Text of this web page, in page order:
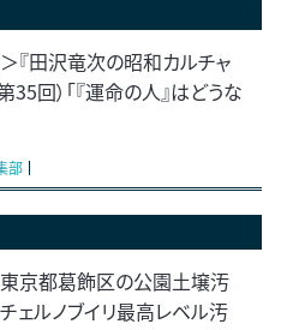
『田沢竜次の昭和カルチャ
35回）「『運命の人』はどうな
部
京都葛飾区の公園土壌汚
ェルノブイリ最高レベル汚